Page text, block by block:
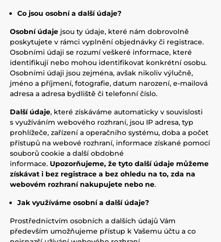
Co jsou osobní a další údaje?
Osobní údaje jsou ty údaje, které nám dobrovolně
poskytujete v rámci vyplnění objednávky či registrace.
Osobními údaji se rozumí veškeré informace, které
identifikují nebo mohou identifikovat konkrétní osobu.
Osobními údaji jsou zejména, avšak nikoliv výlučně,
jméno a příjmení, fotografie, datum narození, e-mailová
adresa a adresa bydliště či telefonní číslo.
Další údaje, které získáváme automaticky v souvislosti
s využíváním webového rozhraní, jsou IP adresa, typ
prohlížeče, zařízení a operačního systému, doba a počet
přístupů na webové rozhraní, informace získané pomocí
souborů cookie a další obdobné
informace. Upozorňujeme, že tyto další údaje můžeme
získávat i bez registrace a bez ohledu na to, zda na
webovém rozhraní nakupujete nebo ne.
Jak využíváme osobní a další údaje?
Prostřednictvím osobních a dalších údajů Vám
především umožňujeme přístup k Vašemu účtu a co